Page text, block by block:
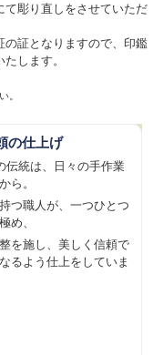
て彫り直しをさせていただ
の証となりますので、印鑑
します。
。
の仕上げ
伝統は、日々の手作業
ら。
つ職人が、一つひとつ
め、
を施し、美しく信頼で
るよう仕上をしていま